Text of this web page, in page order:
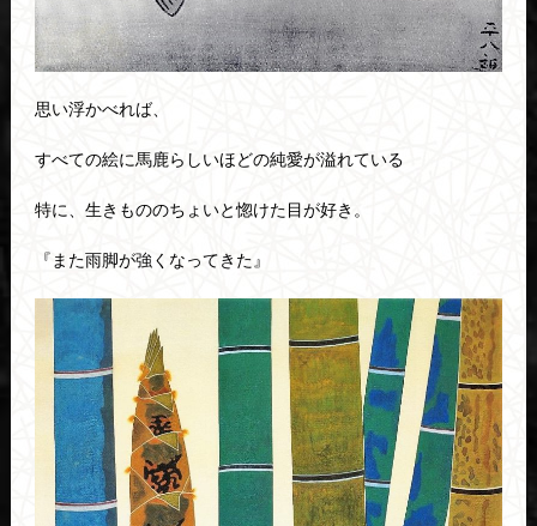
思い浮かべれば、
すべての絵に馬鹿らしいほどの純愛が溢れている
特に、生きもののちょいと惚けた目が好き。
『また雨脚が強くなってきた』